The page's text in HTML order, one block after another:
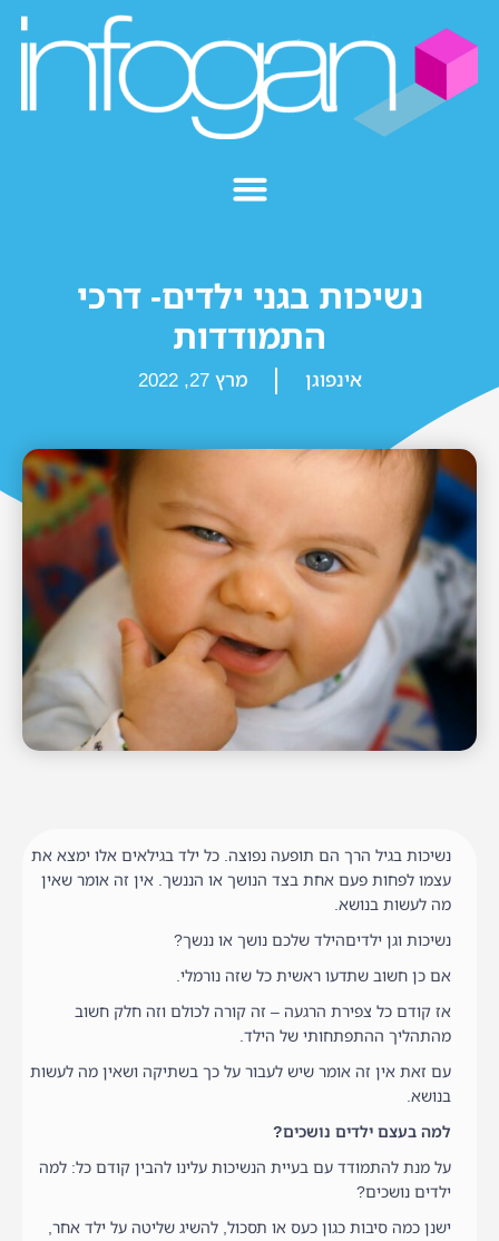
נשיכות בגני ילדים- דרכי
התמודדות
אינפוגן מרץ 27, 2022
נשיכות בגיל הרך הם תופעה נפוצה. כל ילד בגילאים אלו ימצא את
עצמו לפחות פעם אחת בצד הנושך או הננשך. אין זה אומר שאין
מה לעשות בנושא.
נשיכות וגן ילדיםהילד שלכם נושך או ננשך?
אם כן חשוב שתדעו ראשית כל שזה נורמלי.
אז קודם כל צפירת הרגעה – זה קורה לכולם וזה חלק חשוב
מהתהליך ההתפתחותי של הילד.
עם זאת אין זה אומר שיש לעבור על כך בשתיקה ושאין מה לעשות
בנושא.
למה בעצם ילדים נושכים?
על מנת להתמודד עם בעיית הנשיכות עלינו להבין קודם כל: למה
ילדים נושכים?
ישנן כמה סיבות כגון כעס או תסכול, להשיג שליטה על ילד אחר,